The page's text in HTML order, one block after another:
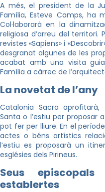
A més, el president de la
Família, Esteve Camps, ha
Col·laborarà en la
religiosa d’arreu del territori.
revistes «Sapiens» i
desgranat algunes de les
acabat amb una visita
Família a càrrec de
La novetat de l’any
Catalonia Sacra
Santa o l’estiu per proposar
pot fer per lliure. En el
actes o béns artístics
l’estiu es proposarà un
esglésies dels Pirineus.
Seus
establertes